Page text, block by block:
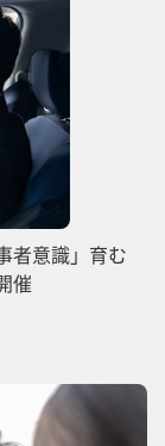
者意識」育む
催